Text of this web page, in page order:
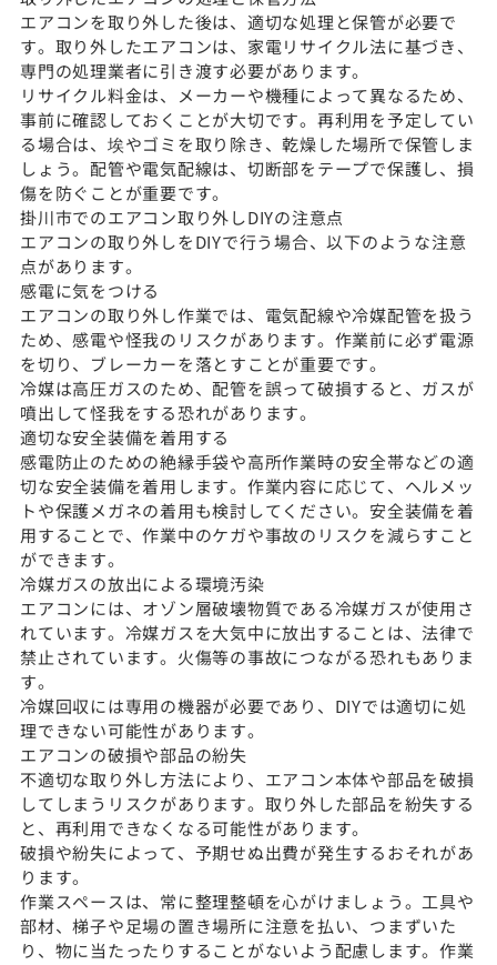
エアコンを取り外した後は、適切な処理と保管が必要で
す。取り外したエアコンは、家電リサイクル法に基づき、
専門の処理業者に引き渡す必要があります。
リサイクル料金は、メーカーや機種によって異なるため、
事前に確認しておくことが大切です。再利用を予定してい
る場合は、埃やゴミを取り除き、乾燥した場所で保管しま
しょう。配管や電気配線は、切断部をテープで保護し、損
傷を防ぐことが重要です。
掛川市でのエアコン取り外しDIYの注意点
エアコンの取り外しをDIYで行う場合、以下のような注意
点があります。
感電に気をつける
エアコンの取り外し作業では、電気配線や冷媒配管を扱う
ため、感電や怪我のリスクがあります。作業前に必ず電源
を切り、ブレーカーを落とすことが重要です。
冷媒は高圧ガスのため、配管を誤って破損すると、ガスが
噴出して怪我をする恐れがあります。
適切な安全装備を着用する
感電防止のための絶縁手袋や高所作業時の安全帯などの適
切な安全装備を着用します。作業内容に応じて、ヘルメッ
トや保護メガネの着用も検討してください。安全装備を着
用することで、作業中のケガや事故のリスクを減らすこと
ができます。
冷媒ガスの放出による環境汚染
エアコンには、オゾン層破壊物質である冷媒ガスが使用さ
れています。冷媒ガスを大気中に放出することは、法律で
禁止されています。火傷等の事故につながる恐れもありま
す。
冷媒回収には専用の機器が必要であり、DIYでは適切に処
理できない可能性があります。
エアコンの破損や部品の紛失
不適切な取り外し方法により、エアコン本体や部品を破損
してしまうリスクがあります。取り外した部品を紛失する
と、再利用できなくなる可能性があります。
破損や紛失によって、予期せぬ出費が発生するおそれがあ
ります。
作業スペースは、常に整理整頓を心がけましょう。工具や
部材、梯子や足場の置き場所に注意を払い、つまずいた
り、物に当たったりすることがないよう配慮します。作業